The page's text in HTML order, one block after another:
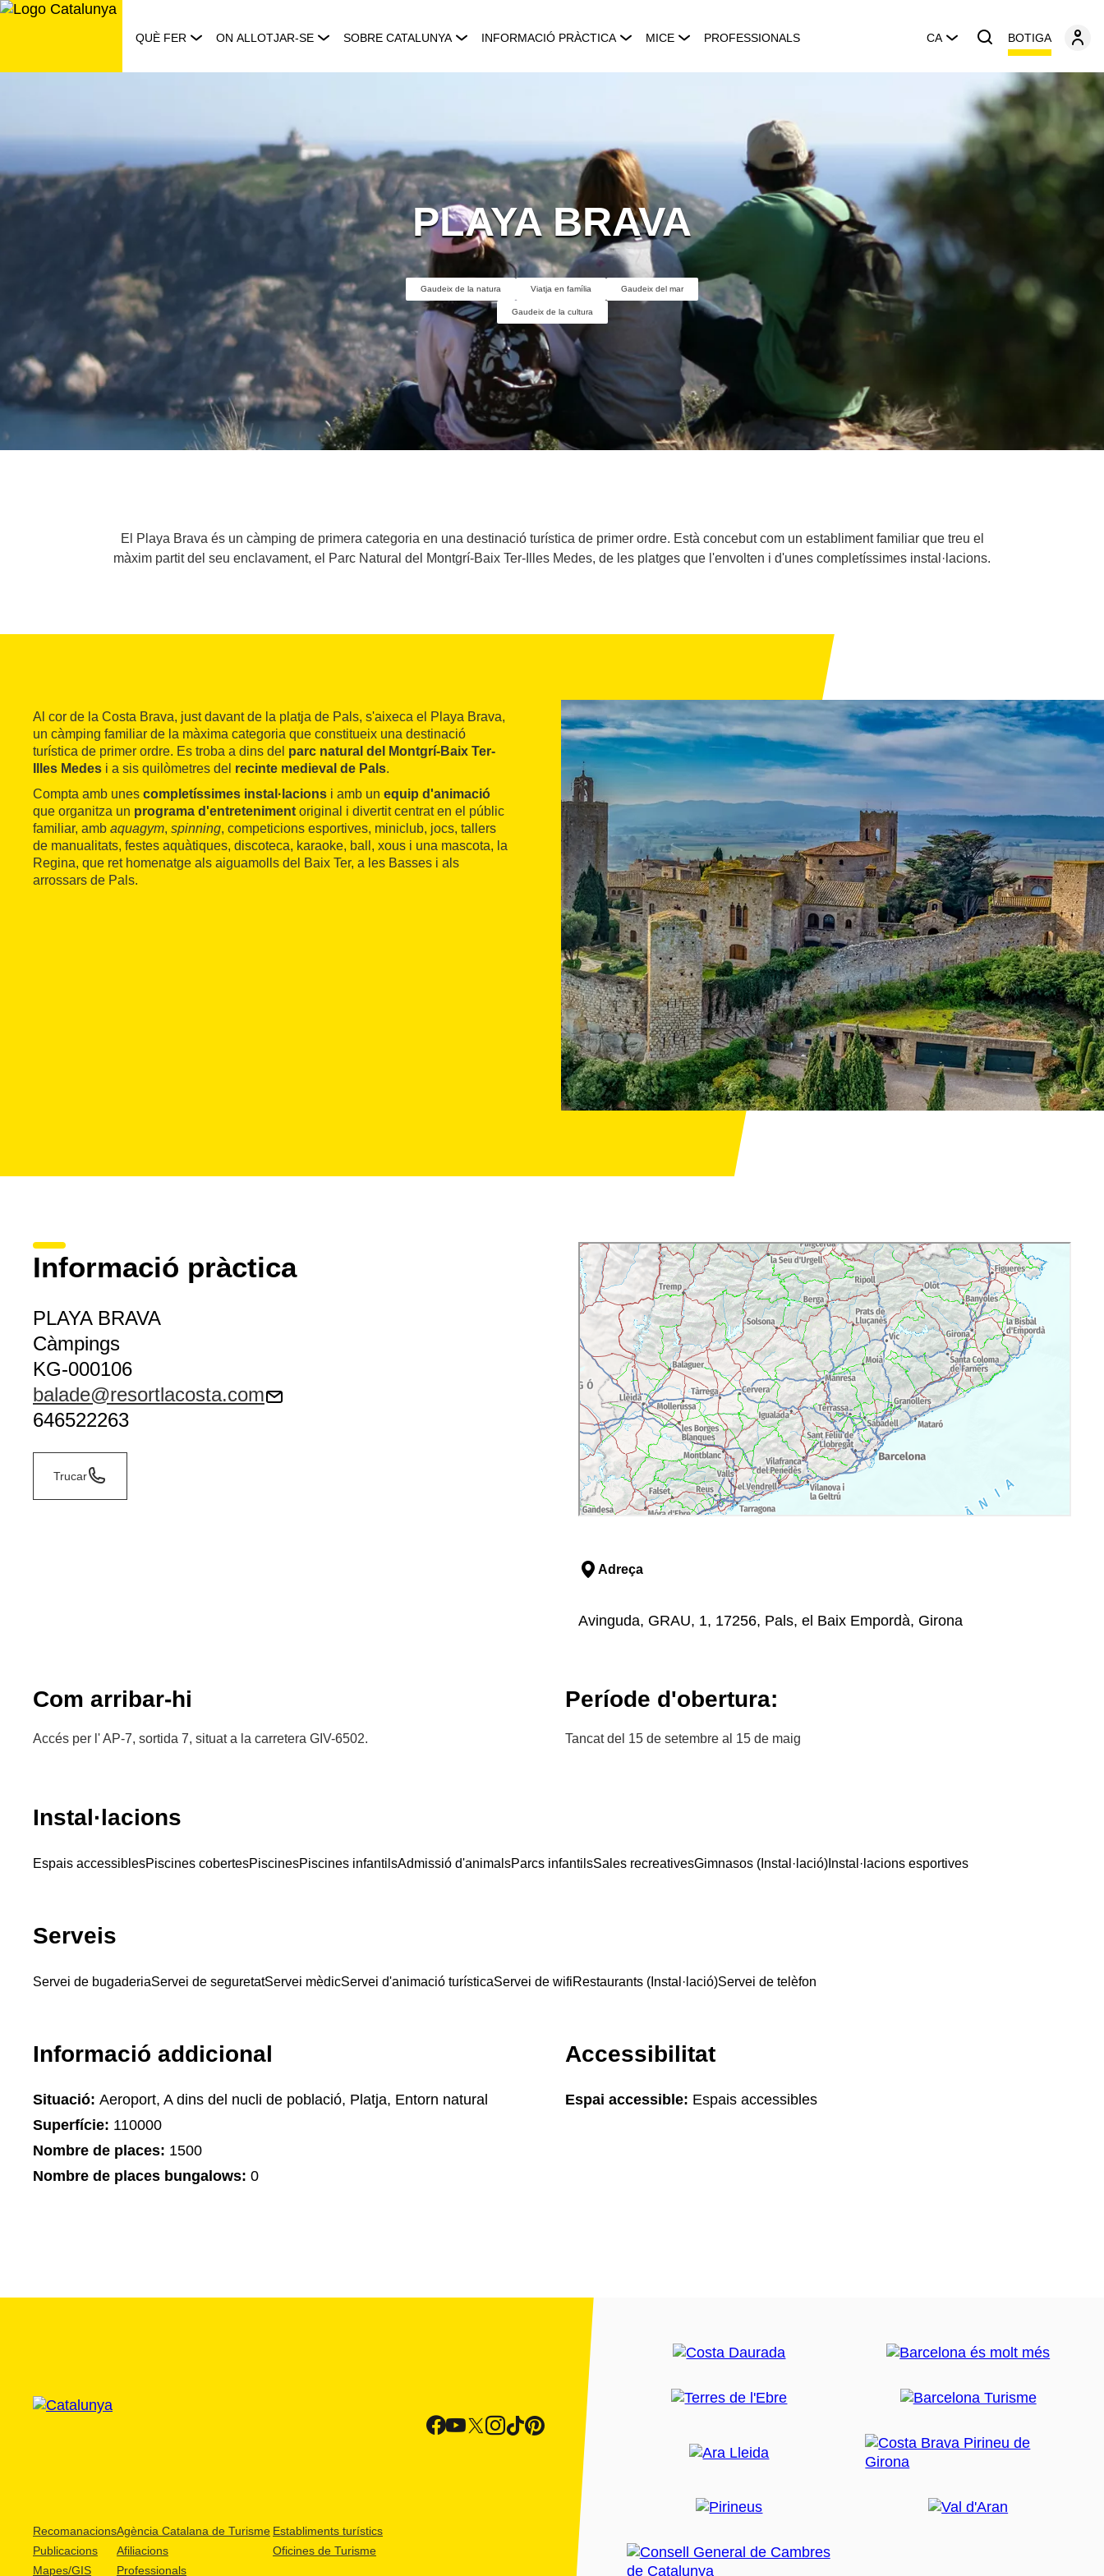
Saltar
QUÈ FER ON ALLOTJAR-SE SOBRE CATALUNYA INFORMACIÓ PRÀCTICA MICE PROFESSIONALS CA BOTIGA
PLAYA BRAVA
Gaudeix de la natura Viatja en família Gaudeix del mar
Gaudeix de la cultura
El Playa Brava és un càmping de primera categoria en una destinació turística de primer ordre. Està concebut com un establiment familiar que treu el
màxim partit del seu enclavament, el Parc Natural del Montgrí-Baix Ter-Illes Medes, de les platges que l'envolten i d'unes completíssimes instal·lacions.
Al cor de la Costa Brava, just davant de la platja de Pals, s'aixeca el Playa Brava,
un càmping familiar de la màxima categoria que constitueix una destinació
turística de primer ordre. Es troba a dins del parc natural del Montgrí-Baix Ter-
Illes Medes i a sis quilòmetres del recinte medieval de Pals.
Compta amb unes completíssimes instal·lacions i amb un equip d'animació
que organitza un programa d'entreteniment original i divertit centrat en el públic
familiar, amb aquagym, spinning, competicions esportives, miniclub, jocs, tallers
de manualitats, festes aquàtiques, discoteca, karaoke, ball, xous i una mascota, la
Regina, que ret homenatge als aiguamolls del Baix Ter, a les Basses i als
arrossars de Pals.
Informació pràctica
PLAYA BRAVA
Càmpings
KG-000106
balade@resortlacosta.com
646522263
Trucar
Adreça
Avinguda, GRAU, 1, 17256, Pals, el Baix Empordà, Girona
Com arribar-hi
Accés per l' AP-7, sortida 7, situat a la carretera GIV-6502.
Període d'obertura:
Tancat del 15 de setembre al 15 de maig
Instal·lacions
Espais accessiblesPiscines cobertesPiscinesPiscines infantilsAdmissió d'animalsParcs infantilsSales recreativesGimnasos (Instal·lació) Instal·lacions esportives
Serveis
Servei de bugaderiaServei de seguretatServei mèdicServei d'animació turísticaServei de wifiRestaurants (Instal·lació)Servei de telèfon
Informació addicional
Situació: Aeroport, A dins del nucli de població, Platja, Entorn natural
Superfície: 110000
Nombre de places: 1500
Nombre de places bungalows: 0
Accessibilitat
Espai accessible: Espais accessibles
Recomanacions
Publicacions
Mapes/GIS
Agència Catalana de Turisme
Afiliacions
Professionals
Establiments turístics
Oficines de Turisme